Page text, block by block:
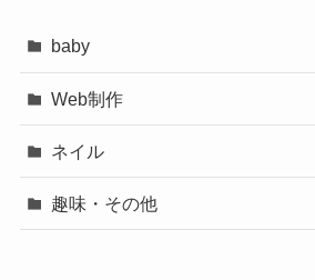
baby
Web制作
ネイル
趣味・その他